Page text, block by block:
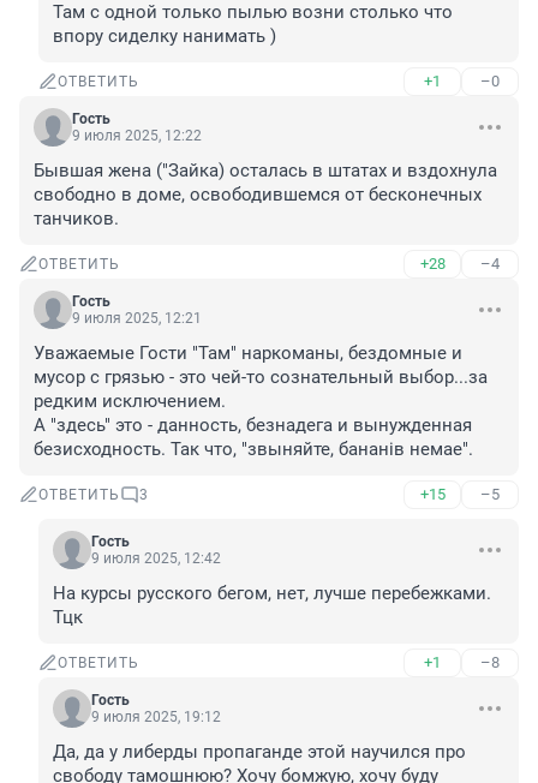
Там с одной только пылью возни столько что
впору сиделку нанимать )
ОТВЕТИТЬ +1 –0
Гость
9 июля 2025, 12:22
Бывшая жена ("Зайка) осталась в штатах и вздохнула
свободно в доме, освободившемся от бесконечных
танчиков.
ОТВЕТИТЬ +28 –4
Гость
9 июля 2025, 12:21
Уважаемые Гости "Там" наркоманы, бездомные и
мусор с грязью - это чей-то сознательный выбор...за
редким исключением.
А "здесь" это - данность, безнадега и вынужденная
безисходность. Так что, "звыняйте, бананiв немае".
ОТВЕТИТЬ 3 +15 –5
Гость
9 июля 2025, 12:42
На курсы русского бегом, нет, лучше перебежками.
Тцк
ОТВЕТИТЬ +1 –8
Гость
9 июля 2025, 19:12
Да, да у либерды пропаганде этой научился про
свободу тамошнюю? Хочу бомжую, хочу буду